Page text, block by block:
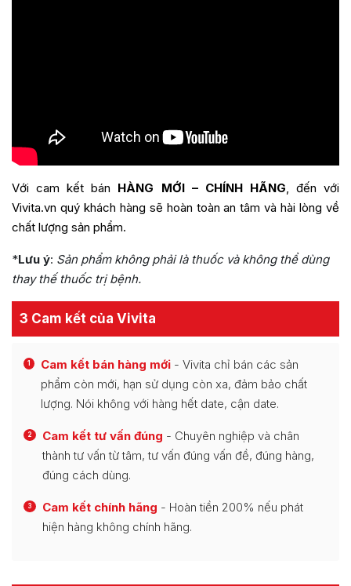
Với cam kết bán HÀNG MỚI – CHÍNH HÃNG, đến với
Vivita.vn quý khách hàng sẽ hoàn toàn an tâm và hài lòng về
chất lượng sản phẩm.
*Lưu ý: Sản phẩm không phải là thuốc và không thể dùng
thay thế thuốc trị bệnh.
3 Cam kết của Vivita
1 Cam kết bán hàng mới - Vivita chỉ bán các sản
phẩm còn mới, hạn sử dụng còn xa, đảm bảo chất
lượng. Nói không với hàng hết date, cận date.
2 Cam kết tư vấn đúng - Chuyên nghiệp và chân
thành tư vấn từ tâm, tư vấn đúng vấn đề, đúng hàng,
đúng cách dùng.
3 Cam kết chính hãng - Hoàn tiền 200% nếu phát
hiện hàng không chính hãng.